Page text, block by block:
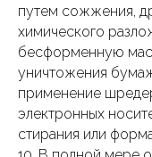
путем сожжения,
химического
бесформенную
уничтожения
применение
электронных
стирания или